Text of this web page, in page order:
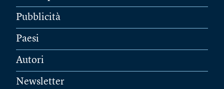
Pubblicità
Paesi
Autori
Newsletter